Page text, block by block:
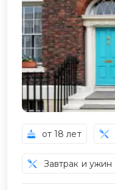
от 18 лет
Завтрак и ужин